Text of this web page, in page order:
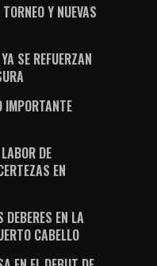
Y NUEVAS
SE REFUERZAN
IMPORTANTE
DE
EN
DEBERES EN LA
CABELLO